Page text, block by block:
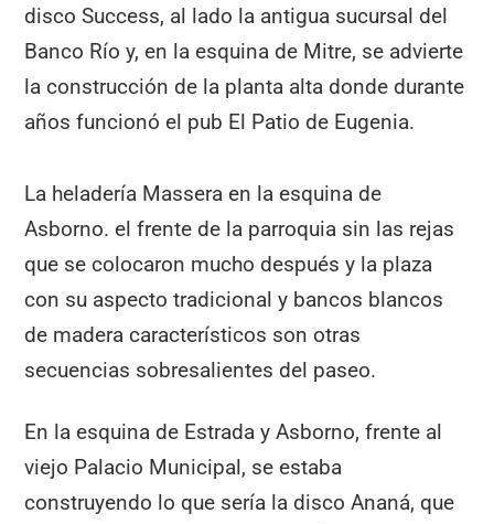
disco Success, al lado la antigua sucursal del
Banco Río y, en la esquina de Mitre, se advierte
la construcción de la planta alta donde durante
años funcionó el pub El Patio de Eugenia.
La heladería Massera en la esquina de
Asborno. el frente de la parroquia sin las rejas
que se colocaron mucho después y la plaza
con su aspecto tradicional y bancos blancos
de madera característicos son otras
secuencias sobresalientes del paseo.
En la esquina de Estrada y Asborno, frente al
viejo Palacio Municipal, se estaba
construyendo lo que sería la disco Ananá, que